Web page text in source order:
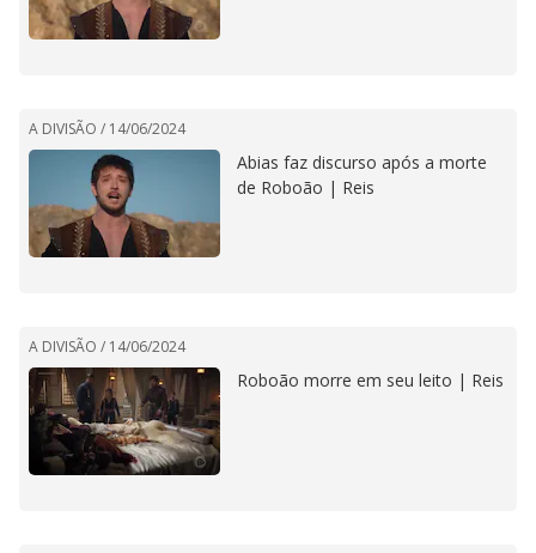
A DIVISÃO / 14/06/2024
Abias faz discurso após a morte
de Roboão | Reis
A DIVISÃO / 14/06/2024
Roboão morre em seu leito | Reis